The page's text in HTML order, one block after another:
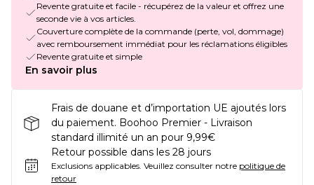
Revente gratuite et facile - récupérez de la valeur et offrez une
seconde vie à vos articles.
Couverture complète de la commande (perte, vol, dommage)
avec remboursement immédiat pour les réclamations éligibles
Revente gratuite et simple
En savoir plus
Frais de douane et d’importation UE ajoutés lors
du paiement. Boohoo Premier - Livraison
standard illimité un an pour 9,99€
Retour possible dans les 28 jours
Exclusions applicables. Veuillez consulter notre politique de
retour